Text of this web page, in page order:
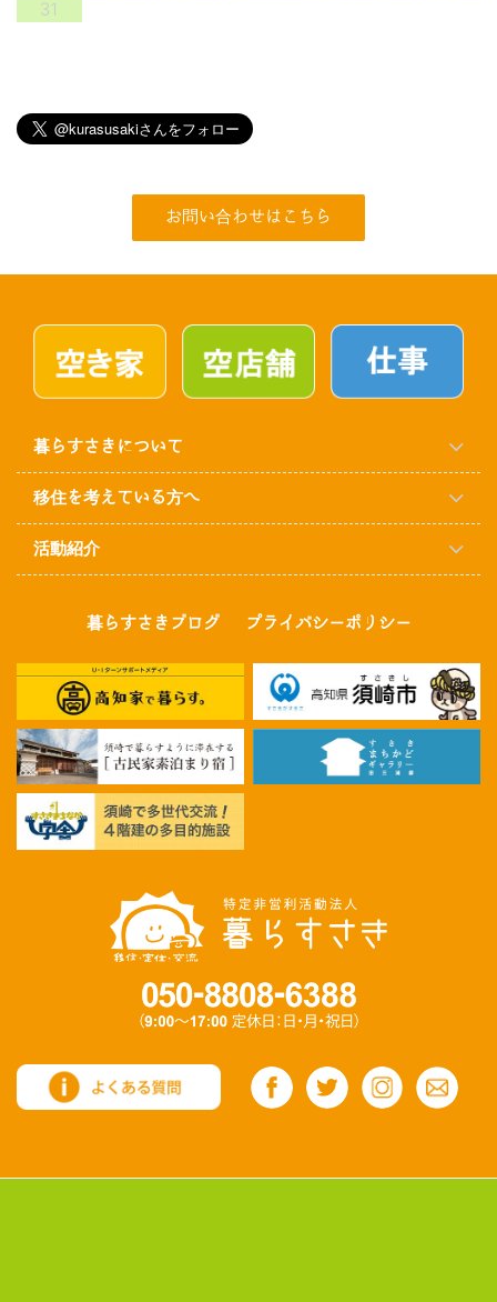
31
お問い合わせはこちら
暮らすさきについて
移住を考えている方へ
活動紹介
暮らすさきブログ プライバシーポリシー